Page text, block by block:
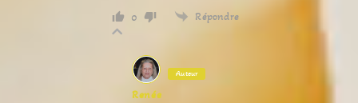
0 Répondre
Auteur
Renée